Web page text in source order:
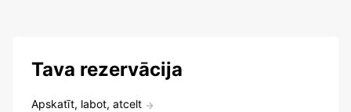
Tava rezervācija
Apskatīt, labot, atcelt